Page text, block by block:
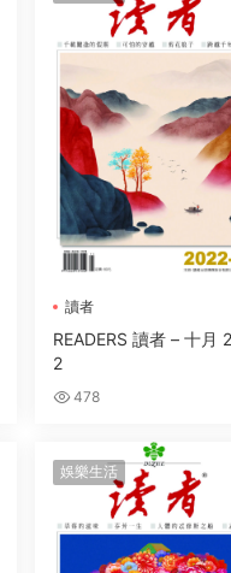
讀者
READERS 讀者 – 十月
2
478
娛樂生活